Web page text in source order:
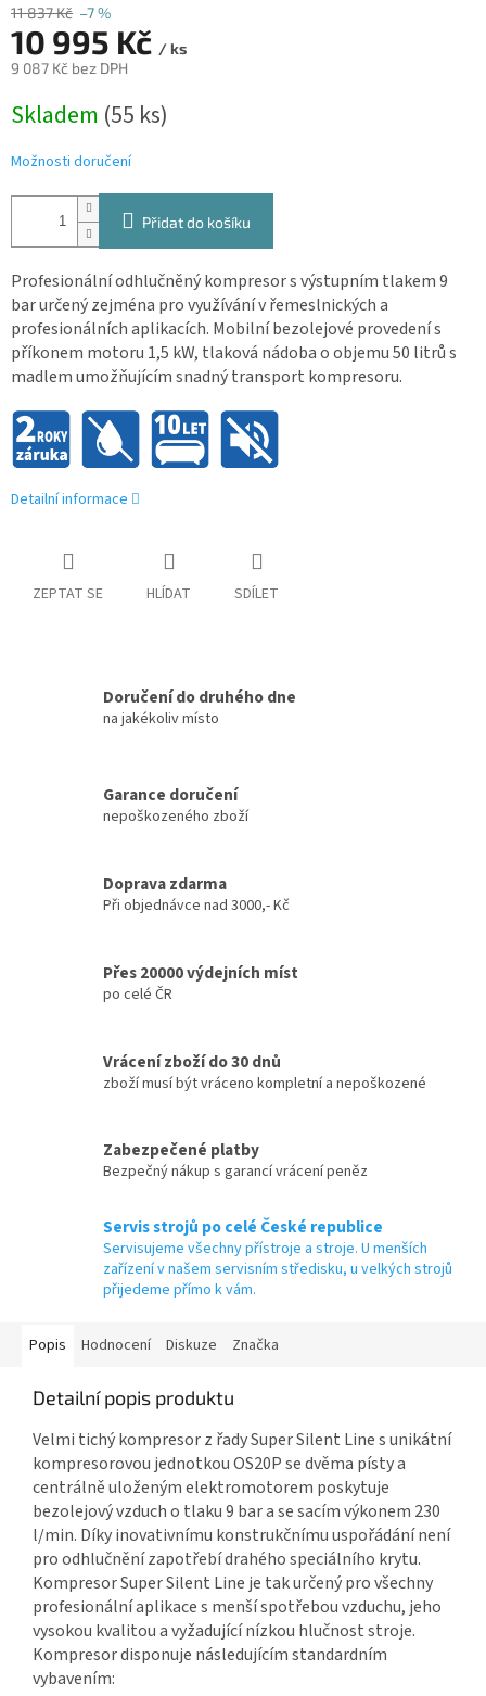
11 837 Kč –7 %
10 995 Kč / ks
9 087 Kč bez DPH
cena:
Skladem (55 ks)
Možnosti doručení
Přidat do košíku
Profesionální odhlučněný kompresor s výstupním tlakem 9
bar určený zejména pro využívání v řemeslnických a
profesionálních aplikacích. Mobilní bezolejové provedení s
příkonem motoru 1,5 kW, tlaková nádoba o objemu 50 litrů s
madlem umožňujícím snadný transport kompresoru.
Detailní informace
ZEPTAT SE HLÍDAT SDÍLET
Doručení do druhého dne
na jakékoliv místo
Garance doručení
nepoškozeného zboží
Doprava zdarma
Při objednávce nad 3000,- Kč
Přes 20000 výdejních míst
po celé ČR
Vrácení zboží do 30 dnů
zboží musí být vráceno kompletní a nepoškozené
Zabezpečené platby
Bezpečný nákup s garancí vrácení peněz
Servis strojů po celé České republice
Servisujeme všechny přístroje a stroje. U menších
zařízení v našem servisním středisku, u velkých strojů
přijedeme přímo k vám.
Popis Hodnocení Diskuze Značka
Detailní popis produktu
Velmi tichý kompresor z řady Super Silent Line s unikátní
kompresorovou jednotkou OS20P se dvěma písty a
centrálně uloženým elektromotorem poskytuje
bezolejový vzduch o tlaku 9 bar a se sacím výkonem 230
l/min. Díky inovativnímu konstrukčnímu uspořádání není
pro odhlučnění zapotřebí drahého speciálního krytu.
Kompresor Super Silent Line je tak určený pro všechny
profesionální aplikace s menší spotřebou vzduchu, jeho
vysokou kvalitou a vyžadující nízkou hlučnost stroje.
Kompresor disponuje následujícím standardním
vybavením: